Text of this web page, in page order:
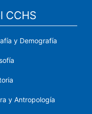
CCHS
y Demografía
y Antropología